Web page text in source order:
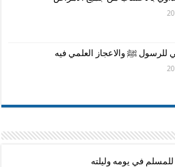
للرسول ﷺ والاعجاز العلمي فيه
في يومه وليلته